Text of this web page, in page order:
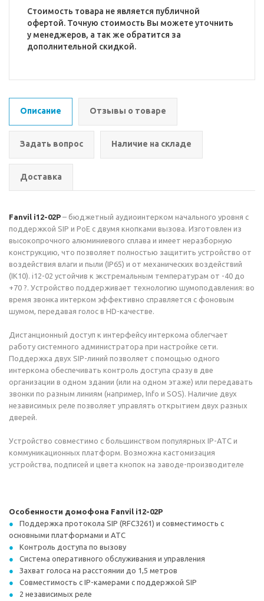
Стоимость товара не является публичной
офертой. Точную стоимость Вы можете уточнить
у менеджеров, а так же обратится за
дополнительной скидкой.
Описание Отзывы о товаре
Задать вопрос Наличие на складе
Доставка
Fanvil i12-02P – бюджетный аудиоинтерком начального уровня с
поддержкой SIP и PoE с двумя кнопками вызова. Изготовлен из
высокопрочного алюминиевого сплава и имеет неразборную
конструкцию, что позволяет полностью защитить устройство от
воздействия влаги и пыли (IP65) и от механических воздействий
(IK10). i12-02 устойчив к экстремальным температурам от -40 до
+70 ?. Устройство поддерживает технологию шумоподавления: во
время звонка интерком эффективно справляется с фоновым
шумом, передавая голос в HD-качестве.
Дистанционный доступ к интерфейсу интеркома облегчает
работу системного администратора при настройке сети.
Поддержка двух SIP-линий позволяет с помощью одного
интеркома обеспечивать контроль доступа сразу в две
организации в одном здании (или на одном этаже) или передавать
звонки по разным линиям (например, Info и SOS). Наличие двух
независимых реле позволяет управлять открытием двух разных
дверей.
Устройство совместимо с большинством популярных IP-АТС и
коммуникационных платформ. Возможна кастомизация
устройства, подписей и цвета кнопок на заводе-производителе
Особенности домофона Fanvil i12-02P
Поддержка протокола SIP (RFC3261) и совместимость с
основными платформами и АТС
Контроль доступа по вызову
Система оперативного обслуживания и управления
Захват голоса на расстоянии до 1,5 метров
Совместимость с IP-камерами с поддержкой SIP
2 независимых реле